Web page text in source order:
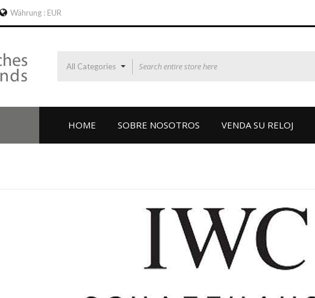
Währung : EUR
All Categories
HOME SOBRE NOSOTROS VENDA SU RELOJ
IWC